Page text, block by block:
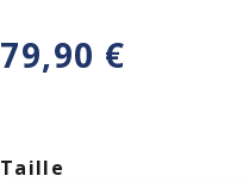
79,90 €
Taille